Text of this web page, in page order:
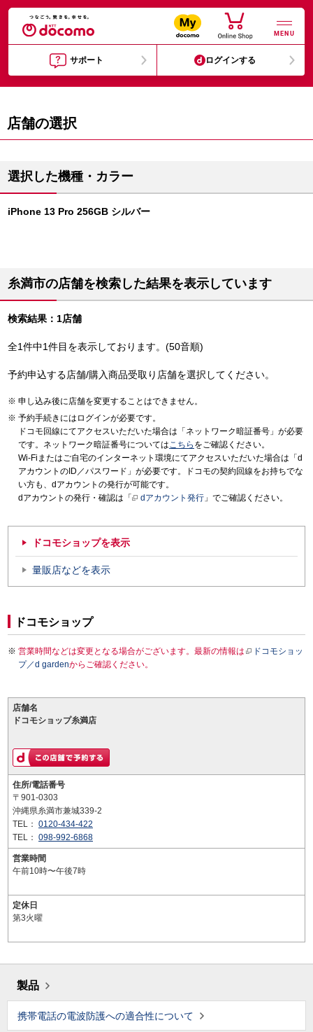
MENU
サポート ログインする
店舗の選択
選択した機種・カラー
iPhone 13 Pro 256GB シルバー
糸満市の店舗を検索した結果を表示しています
検索結果：1店舗
全1件中1件目を表示しております。(50音順)
予約申込する店舗/購入商品受取り店舗を選択してください。
申し込み後に店舗を変更することはできません。
予約手続きにはログインが必要です。
ドコモ回線にてアクセスいただいた場合は「ネットワーク暗証番号」が必要
です。ネットワーク暗証番号についてはこちら をご確認ください。
Wi-Fiまたはご自宅のインターネット環境にてアクセスいただいた場合は「d
アカウントのID／パスワード」が必要です。ドコモの契約回線をお持ちでな
い方も、dアカウントの発行が可能です。
dアカウントの発行・確認は「
dアカウント発行 」でご確認ください。
ドコモショップを表示
量販店などを表示
ドコモショップ
営業時間などは変更となる場合がございます。最新の情報は
ドコモショッ
プ／d gardenからご確認ください。
店舗名
ドコモショップ糸満店
住所/電話番号
〒901-0303
沖縄県糸満市兼城339-2
TEL： 0120-434-422
TEL： 098-992-6868
営業時間
午前10時〜午後7時
定休日
第3火曜
製品
携帯電話の電波防護への適合性について